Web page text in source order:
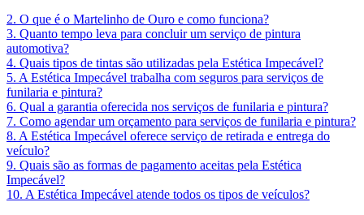
2. O que é o Martelinho de Ouro e como funciona?
3. Quanto tempo leva para concluir um serviço de pintura
automotiva?
4. Quais tipos de tintas são utilizadas pela Estética Impecável?
5. A Estética Impecável trabalha com seguros para serviços de
funilaria e pintura?
6. Qual a garantia oferecida nos serviços de funilaria e pintura?
7. Como agendar um orçamento para serviços de funilaria e pintura?
8. A Estética Impecável oferece serviço de retirada e entrega do
veículo?
9. Quais são as formas de pagamento aceitas pela Estética
Impecável?
10. A Estética Impecável atende todos os tipos de veículos?